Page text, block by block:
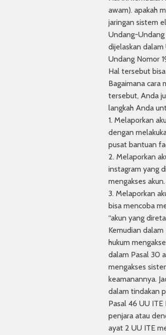
awam). apakah
jaringan sistem
Undang-
dijelaskan
Undang Nomor
Hal tersebut
Bagaimana cara
tersebut, Anda
langkah Anda
1. Melaporkan
dengan
pusat bantuan
2. Melaporkan
instagram yang
mengakses
3. Melaporkan
bisa mencoba
“akun yang
Kemudian
hukum
dalam Pasal 30
mengakses
keamanannya.
dalam tindakan
Pasal 46 UU
penjara atau
ayat 2 UU ITE